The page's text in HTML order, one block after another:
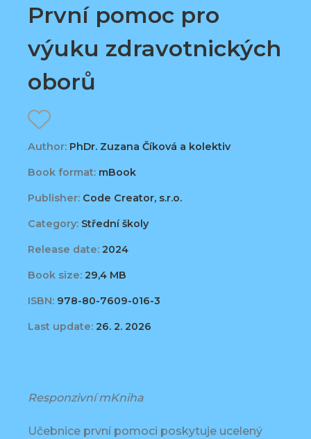
První pomoc pro
výuku zdravotnických
oborů
Author: PhDr. Zuzana Číková a kolektiv
Book format: mBook
Publisher: Code Creator, s.r.o.
Category: Střední školy
Release date: 2024
Book size: 29,4 MB
ISBN: 978-80-7609-016-3
Last update: 26. 2. 2026
Responzivní mKniha
Učebnice první pomoci poskytuje ucelený